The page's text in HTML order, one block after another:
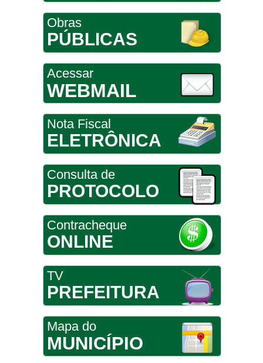
Obras
PÚBLICAS
Acessar
WEBMAIL
Nota Fiscal
ELETRÔNICA
Consulta de
PROTOCOLO
Contracheque
ONLINE
TV
PREFEITURA
Mapa do
MUNICÍPIO